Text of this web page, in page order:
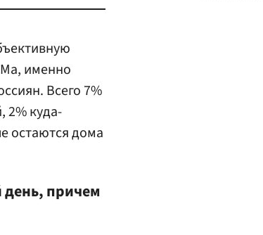
именно
Всего 7%
2% куда-
остаются дома
день, причем